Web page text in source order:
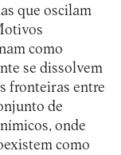
que oscilam
como
se dissolvem
fronteiras entre
de
onde
como